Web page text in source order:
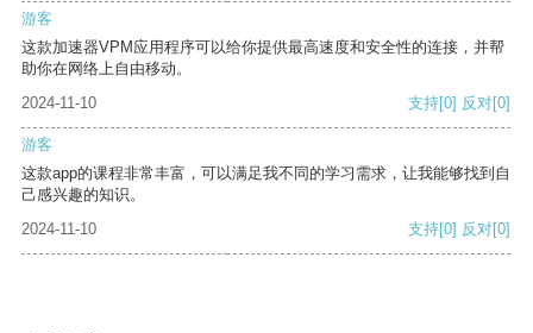
游客
这款加速器VPM应用程序可以给你提供最高速度和安全性的连接，并帮
助你在网络上自由移动。
2024-11-10
支持[0] 反对[0]
游客
这款app的课程非常丰富，可以满足我不同的学习需求，让我能够找到自
己感兴趣的知识。
2024-11-10
支持[0] 反对[0]